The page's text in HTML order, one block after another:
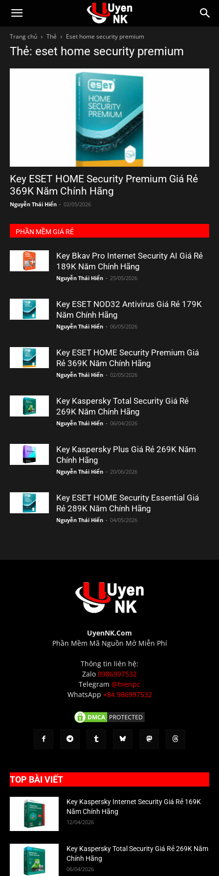
Trang chủ Thẻ Eset home security premium
Thẻ: eset home security premium
Key ESET HOME Security Premium Giá Rẻ
369K Năm Chính Hãng
Nguyễn Thái Hiển - 02/05/2026
PHẦN MỀM GIÁ RẺ
Key Bkav Pro Internet Security AI Giá Rẻ
189K Năm Chính Hãng
Nguyễn Thái Hiển - 25/05/2026
Key ESET NOD32 Antivirus Giá Rẻ 179K
Năm Chính Hãng
Nguyễn Thái Hiển - 06/05/2026
Key ESET HOME Security Premium Giá
Rẻ 369K Năm Chính Hãng
Nguyễn Thái Hiển - 02/05/2026
Key Kaspersky Total Security Giá Rẻ
269K Năm Chính Hãng
Nguyễn Thái Hiển - 06/04/2026
Key Kaspersky Plus Giá Rẻ 269K Năm
Chính Hãng
Nguyễn Thái Hiển - 20/06/2026
Key ESET HOME Security Essential Giá
Rẻ 289K Năm Chính Hãng
Nguyễn Thái Hiển - 04/05/2026
UyenNK.Com
Phần Mềm Mã Nguồn Mở Miễn Phí
Thông tin liên hệ:
Zalo 0986997532
Telegram @hienpc
WhatsApp +84 986997532
TOP BÀI VIẾT
Key Kaspersky Internet Security Giá Rẻ 169K
Năm Chính Hãng
12/04/2026
Key Kaspersky Total Security Giá Rẻ 269K Năm
Chính Hãng
06/04/2026